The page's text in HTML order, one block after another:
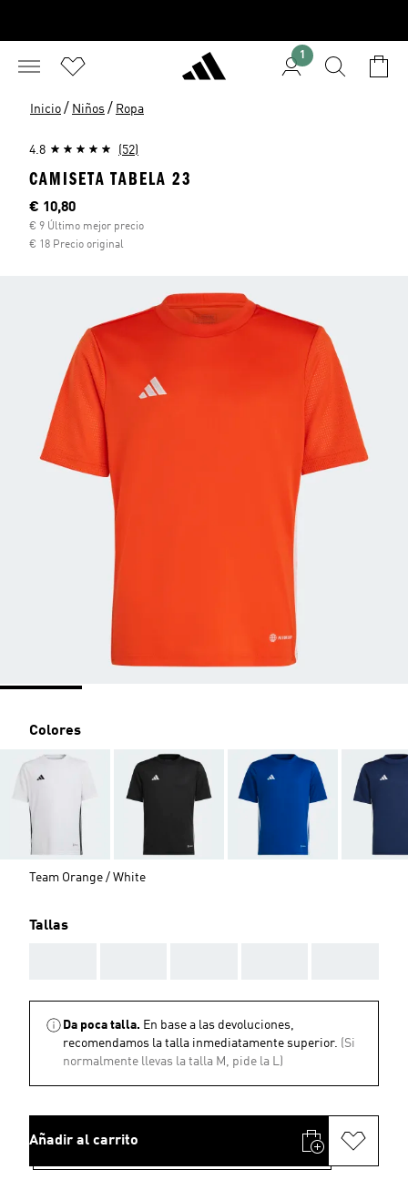
1
Inicio / Niños / Ropa
4.8 (52)
CAMISETA TABELA 23
Precio actual
€ 10,80
€ 9 Último mejor precio
€ 18 Precio original
Colores
Team Orange / White
Tallas
Da poca talla. En base a las devoluciones,
recomendamos la talla inmediatamente superior. (Si
normalmente llevas la talla M, pide la L)
Añadir al carrito